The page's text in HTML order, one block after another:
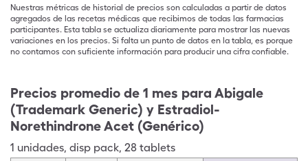
Nuestras métricas de historial de precios son calculadas a partir de datos
agregados de las recetas médicas que recibimos de todas las farmacias
participantes. Esta tabla se actualiza diariamente para mostrar las nuevas
variaciones en los precios. Si falta un punto de datos en la tabla, es porque
no contamos con suficiente información para producir una cifra confiable.
Precios promedio de 1 mes para Abigale
(Trademark Generic) y Estradiol-
Norethindrone Acet (Genérico)
1 unidades, disp pack, 28 tablets